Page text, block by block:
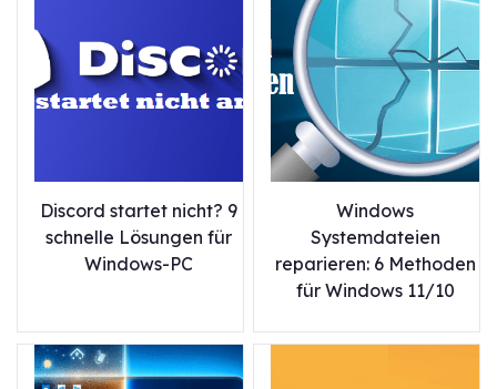
Discord startet nicht? 9
schnelle Lösungen für
Windows-PC
Windows
Systemdateien
reparieren: 6 Methoden
für Windows 11/10